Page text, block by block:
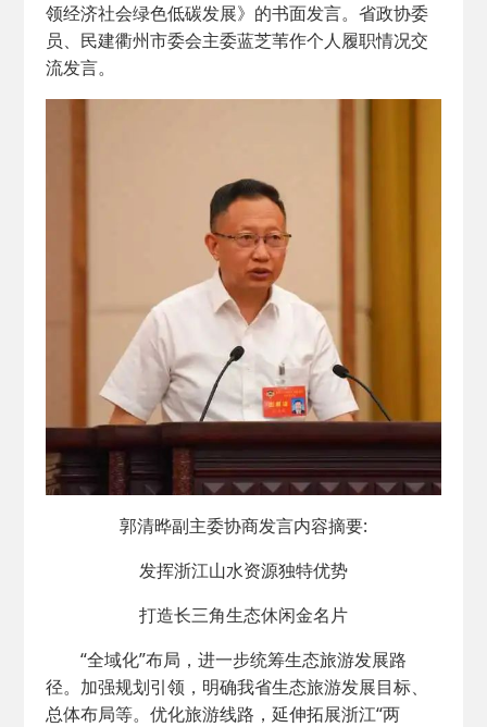
领经济社会绿色低碳发展》的书面发言。省政协委
员、民建衢州市委会主委蓝芝苇作个人履职情况交
流发言。
郭清晔副主委协商发言内容摘要:
发挥浙江山水资源独特优势
打造长三角生态休闲金名片
“全域化”布局，进一步统筹生态旅游发展路
径。加强规划引领，明确我省生态旅游发展目标、
总体布局等。优化旅游线路，延伸拓展浙江“两